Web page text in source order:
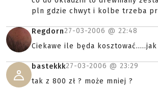
pln gdzie chwyt i kolbe trzeba
Regdorn27-03-2006 @ 22:48
Ciekawe ile będa
bastekkk27-03-2006 @ 23:29
tak z 800 zł ? może mniej ?